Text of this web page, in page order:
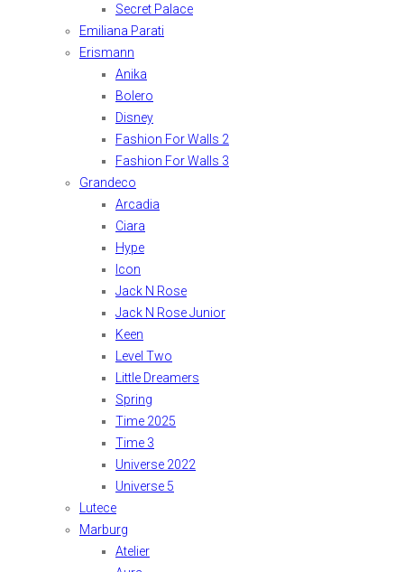
Secret Palace
Emiliana Parati
Erismann
Anika
Bolero
Disney
Fashion For Walls 2
Fashion For Walls 3
Grandeco
Arcadia
Ciara
Hype
Icon
Jack N Rose
Jack N Rose Junior
Keen
Level Two
Little Dreamers
Spring
Time 2025
Time 3
Universe 2022
Universe 5
Lutece
Marburg
Atelier